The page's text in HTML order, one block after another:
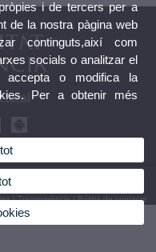
Telèfon: (+34) 96 386 41 16
|Transparència|Bústia de contacte
i de tercers per a
de la nostra pàgina web
continguts,així com
socials o analitzar el
accepta o modifica la
Per a obtenir més